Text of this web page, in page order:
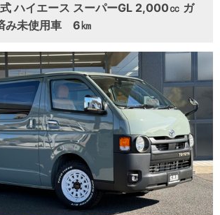
ハイエース スーパーGL 2,000㏄ ガ
み未使用車 6㎞